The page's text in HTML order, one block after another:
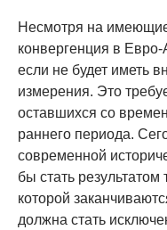
Несмотря на
конвергенция в Евро-
если не будет иметь
измерения. Это
оставшихся со
раннего периода.
современной
бы стать
которой
должна стать